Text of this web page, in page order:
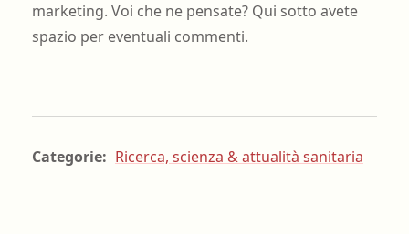
marketing. Voi che ne pensate? Qui sotto avete
spazio per eventuali commenti.
Categorie: Ricerca, scienza & attualità sanitaria